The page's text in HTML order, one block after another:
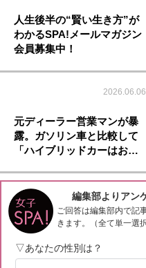
人生後半の“賢い生き方”が
わかるSPA!メールマガジン
会員募集中！
2026.06.06
元ディーラー営業マンが暴
露。ガソリン車と比較して
「ハイブリッドカーはお…